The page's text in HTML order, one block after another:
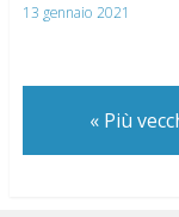
13 gennaio 2021
«Più